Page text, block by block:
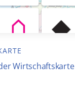
Wirtschaftskarte